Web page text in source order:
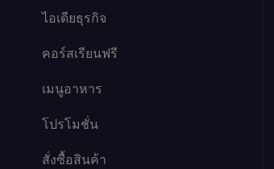
This video player may
If you agree to this
ไอเดียธุรกิจ
คอร์สเรียนฟรี
เมนูอาหาร
โปรโมชั่น
สั่งซื้อสินค้า